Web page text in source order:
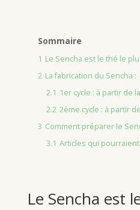
Sommaire
1 Le Sencha est le thé le
2 La fabrication du Sencha :
2.1 1er cycle : à partir de
2.2 2ème cycle : à partir
3 Comment préparer le
3.1 Articles qui
Le Sencha est